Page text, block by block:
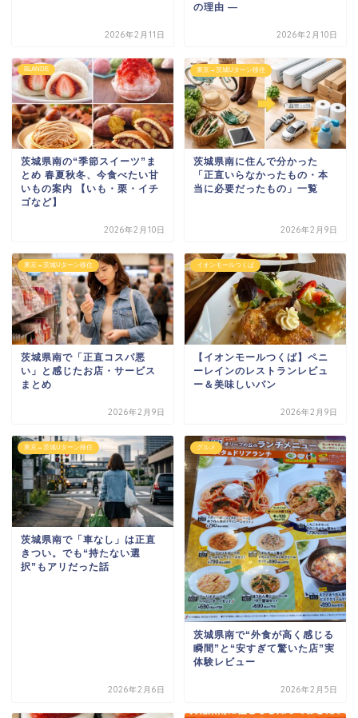
2026年2月11日
の理由 —
2026年2月10日
BLANDE
茨城県南の“季節スイーツ”ま
とめ 春夏秋冬、今食べたい甘
いもの案内 【いも・栗・イチ
ゴなど】
2026年2月10日
東京→茨城Uターン移住
茨城県南に住んで分かった
「正直いらなかったもの・本
当に必要だったもの」一覧
2026年2月9日
東京→茨城Uターン移住
茨城県南で「正直コスパ悪
い」と感じたお店・サービス
まとめ
2026年2月9日
イオンモールつくば
【イオンモールつくば】ペニ
ーレインのレストランレビュ
ー＆美味しいパン
2026年2月9日
東京→茨城Uターン移住
茨城県南で「車なし」は正直
きつい。でも“持たない選
択”もアリだった話
2026年2月6日
グルメ
茨城県南で“外食が高く感じる
瞬間”と“安すぎて驚いた店”実
体験レビュー
2026年2月5日